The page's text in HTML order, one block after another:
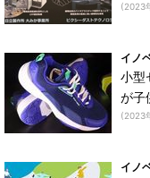
(2023
イノ
小型
が子
(2023
イノ